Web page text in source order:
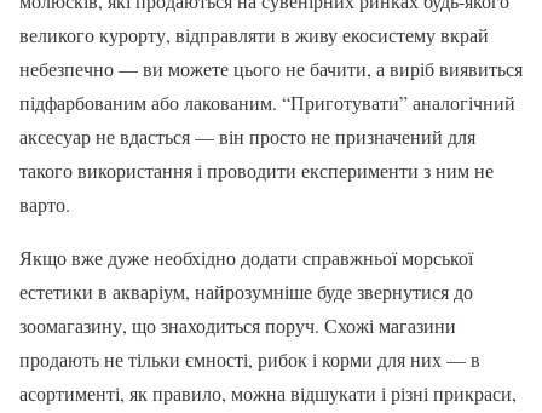
великого курорту, відправляти в живу екосистему вкрай
небезпечно — ви можете цього не бачити, а виріб виявиться
підфарбованим або лакованим. “Приготувати” аналогічний
аксесуар не вдасться — він просто не призначений для
такого використання і проводити експерименти з ним не
варто.
Якщо вже дуже необхідно додати справжньої морської
естетики в акваріум, найрозумніше буде звернутися до
зоомагазину, що знаходиться поруч. Схожі магазини
продають не тільки ємності, рибок і корми для них — в
асортименті, як правило, можна відшукати і різні прикраси,